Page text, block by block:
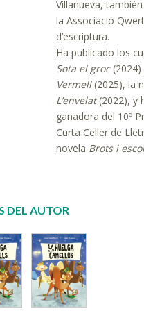
Villanueva,
la Associació
d’escriptura.
Ha publicado los
Sota el groc(2024)
Vermell(2025), la
L’envelat(2022), y
ganadora del 10º
Curta Celler de
novela Brots i
DEL AUTOR